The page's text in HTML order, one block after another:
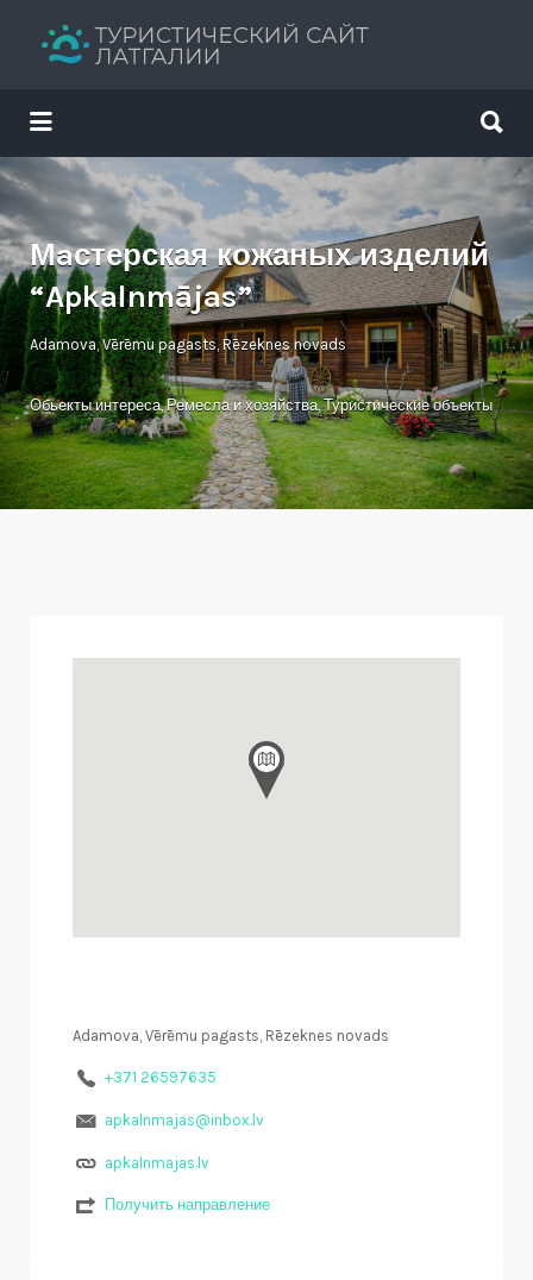
Путеводитель твоего отдыха
Искать:
Мaстерская кожаных изделий
“Apkalnmājas”
Adamova, Vērēmu pagasts, Rēzeknes novads
Обьекты интереса,Ремесла и хозяйства,Туристические объекты
Adamova, Vērēmu pagasts, Rēzeknes novads
+371 26597635
apkalnmajas@inbox.lv
apkalnmajas.lv
Получить направление